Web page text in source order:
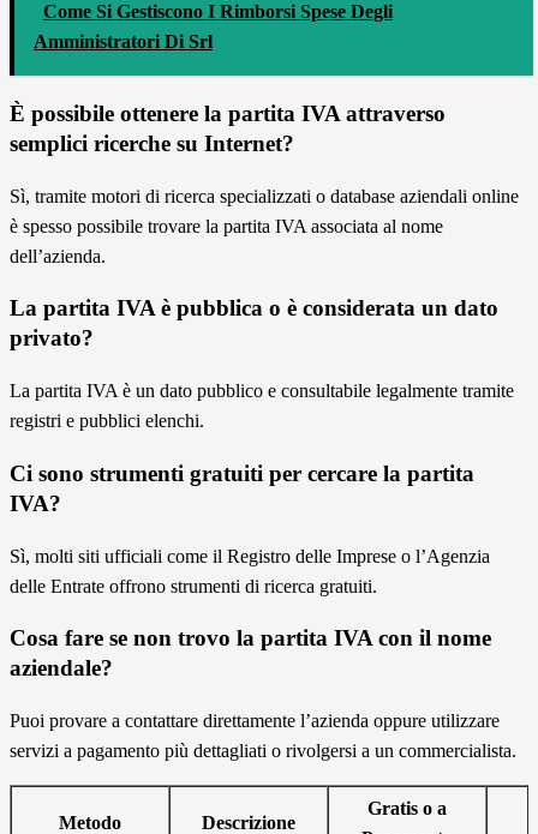
Come Si Gestiscono I Rimborsi Spese Degli
Amministratori Di Srl
È possibile ottenere la partita IVA attraverso
semplici ricerche su Internet?
Sì, tramite motori di ricerca specializzati o database aziendali online
è spesso possibile trovare la partita IVA associata al nome
dell’azienda.
La partita IVA è pubblica o è considerata un dato
privato?
La partita IVA è un dato pubblico e consultabile legalmente tramite
registri e pubblici elenchi.
Ci sono strumenti gratuiti per cercare la partita
IVA?
Sì, molti siti ufficiali come il Registro delle Imprese o l’Agenzia
delle Entrate offrono strumenti di ricerca gratuiti.
Cosa fare se non trovo la partita IVA con il nome
aziendale?
Puoi provare a contattare direttamente l’azienda oppure utilizzare
servizi a pagamento più dettagliati o rivolgersi a un commercialista.
Metodo Descrizione
Gratis o a